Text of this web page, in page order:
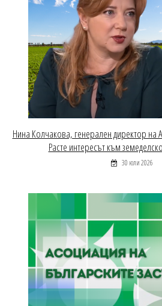
Нина Колчакова, генерален директор на
Расте интересът към
30 юли 2026